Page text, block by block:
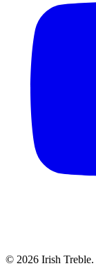
© 2026 Irish Treble.